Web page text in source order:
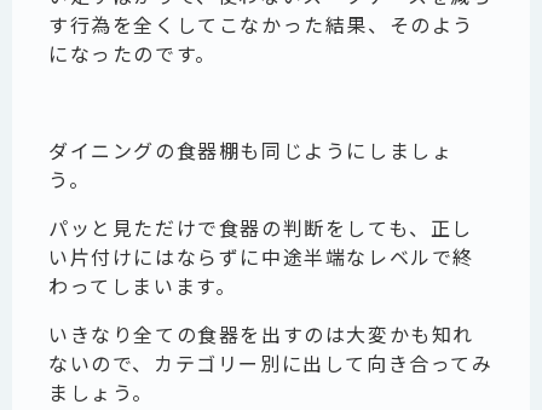
す行為を全くしてこなかった結果、そのよう
になったのです。
ダイニングの食器棚も同じようにしましょ
う。
パッと見ただけで食器の判断をしても、正し
い片付けにはならずに中途半端なレベルで終
わってしまいます。
いきなり全ての食器を出すのは大変かも知れ
ないので、カテゴリー別に出して向き合ってみ
ましょう。